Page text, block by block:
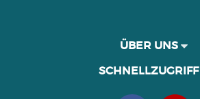
ÜBER UNS
SCHNELLZUGRIFF